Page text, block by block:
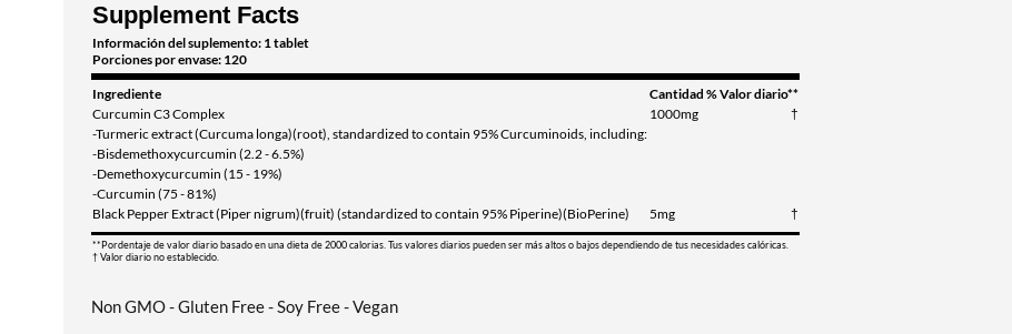
Supplement Facts
Información del suplemento: 1 tablet
Porciones por envase: 120
Ingrediente Cantidad % Valor diario**
Curcumin C3 Complex
1000mg
†
-Turmeric extract (Curcuma longa)(root), standardized to contain 95% Curcuminoids, including:
-Bisdemethoxycurcumin (2.2 - 6.5%)
-Demethoxycurcumin (15 - 19%)
-Curcumin (75 - 81%)
Black Pepper Extract (Piper nigrum)(fruit) (standardized to contain 95% Piperine)(BioPerine)
5mg †
**Pordentaje de valor diario basado en una dieta de 2000 calorias. Tus valores diarios pueden ser más altos o bajos dependiendo de tus necesidades calóricas.
† Valor diario no establecido.
Non GMO - Gluten Free - Soy Free - Vegan